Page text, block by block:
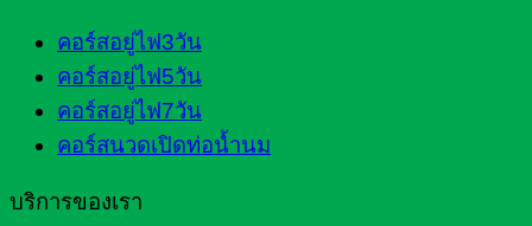
คอร์สอยู่ไฟ3วัน
คอร์สอยู่ไฟ5วัน
คอร์สอยู่ไฟ7วัน
คอร์สนวดเปิดท่อน้ำนม
บริการของเรา